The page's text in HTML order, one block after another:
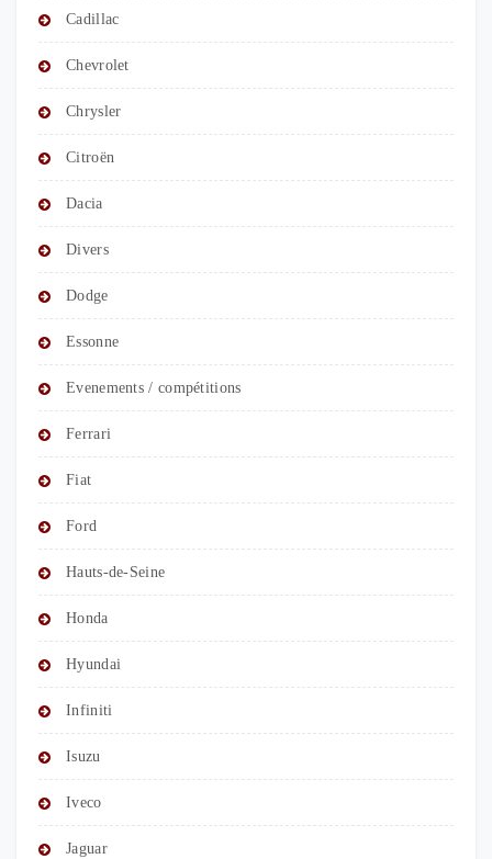
Cadillac
Chevrolet
Chrysler
Citroën
Dacia
Divers
Dodge
Essonne
Evenements / compétitions
Ferrari
Fiat
Ford
Hauts-de-Seine
Honda
Hyundai
Infiniti
Isuzu
Iveco
Jaguar